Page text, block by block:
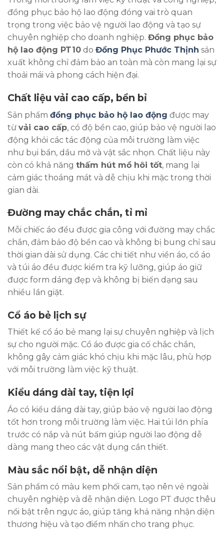
đồng phục bảo hộ lao động đóng vai trò quan
trọng trong việc bảo vệ người lao động và tạo sự
chuyên nghiệp cho doanh nghiệp. Đồng phục bảo
hộ lao động PT10 do Đồng Phục Phước Thịnh sản
xuất không chỉ đảm bảo an toàn mà còn mang lại sự
thoải mái và phong cách hiện đại.
Chất liệu vải cao cấp, bền bỉ
Sản phẩm đồng phục bảo hộ lao động được may
từ vải cao cấp, có độ bền cao, giúp bảo vệ người lao
động khỏi các tác động của môi trường làm việc
như bụi bẩn, dầu mỡ và vật sắc nhọn. Chất liệu này
còn có khả năng thấm hút mồ hôi tốt, mang lại
cảm giác thoáng mát và dễ chịu khi mặc trong thời
gian dài.
Đường may chắc chắn, tỉ mỉ
Mỗi chiếc áo đều được gia công với đường may chắc
chắn, đảm bảo độ bền cao và không bị bung chỉ sau
thời gian dài sử dụng. Các chi tiết như viền áo, cổ áo
và túi áo đều được kiểm tra kỹ lưỡng, giúp áo giữ
được form dáng đẹp và không bị biến dạng sau
nhiều lần giặt.
Cổ áo bẻ lịch sự
Thiết kế cổ áo bẻ mang lại sự chuyên nghiệp và lịch
sự cho người mặc. Cổ áo được gia cố chắc chắn,
không gây cảm giác khó chịu khi mặc lâu, phù hợp
với môi trường làm việc kỹ thuật.
Kiểu dáng dài tay, tiện lợi
Áo có kiểu dáng dài tay, giúp bảo vệ người lao động
tốt hơn trong môi trường làm việc. Hai túi lớn phía
trước có nắp và nút bấm giúp người lao động dễ
dàng mang theo các vật dụng cần thiết.
Màu sắc nổi bật, dễ nhận diện
Sản phẩm có màu kem phối cam, tạo nên vẻ ngoài
chuyên nghiệp và dễ nhận diện. Logo PT được thêu
nổi bật trên ngực áo, giúp tăng khả năng nhận diện
thương hiệu và tạo điểm nhấn cho trang phục.